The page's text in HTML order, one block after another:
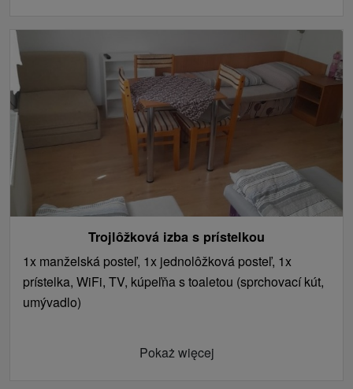
Trojlôžková izba s prístelkou
1x manželská posteľ, 1x jednolôžková posteľ, 1x
prístelka, WiFi, TV, kúpeľňa s toaletou (sprchovací kút,
umývadlo)
Pokaż więcej